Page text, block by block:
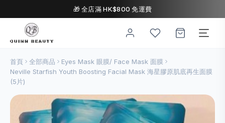
🎁 全店滿 HK$800 免運費
首頁 全部商品
Eyes Mask 眼膜/ Face Mask 面膜
Neville Starfish Youth Boosting Facial Mask 海星膠原肌底再生面膜
(5片)